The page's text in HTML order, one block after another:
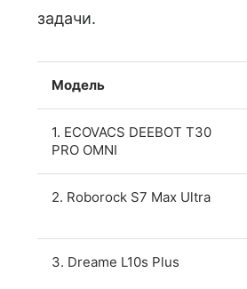
задачи.
Модель
1. ECOVACS DEEBOT T30
PRO OMNI
2. Roborock S7 Max Ultra
3. Dreame L10s Plus